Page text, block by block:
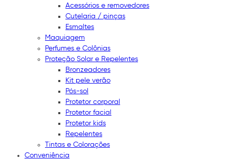
Acessórios e removedores
Cutelaria / pinças
Esmaltes
Maquiagem
Perfumes e Colônias
Proteção Solar e Repelentes
Bronzeadores
Kit pele verão
Pós-sol
Protetor corporal
Protetor facial
Protetor kids
Repelentes
Tintas e Colorações
Conveniência